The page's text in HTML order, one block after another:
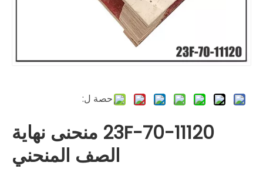
حصة ل:
23F-70-11120 منحنى نهاية
الصف المنحني